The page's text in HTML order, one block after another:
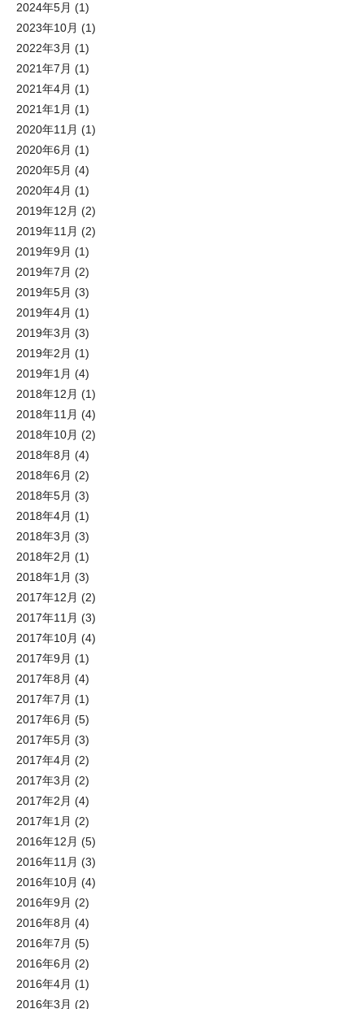
2024年5月 (1)
2023年10月 (1)
2022年3月 (1)
2021年7月 (1)
2021年4月 (1)
2021年1月 (1)
2020年11月 (1)
2020年6月 (1)
2020年5月 (4)
2020年4月 (1)
2019年12月 (2)
2019年11月 (2)
2019年9月 (1)
2019年7月 (2)
2019年5月 (3)
2019年4月 (1)
2019年3月 (3)
2019年2月 (1)
2019年1月 (4)
2018年12月 (1)
2018年11月 (4)
2018年10月 (2)
2018年8月 (4)
2018年6月 (2)
2018年5月 (3)
2018年4月 (1)
2018年3月 (3)
2018年2月 (1)
2018年1月 (3)
2017年12月 (2)
2017年11月 (3)
2017年10月 (4)
2017年9月 (1)
2017年8月 (4)
2017年7月 (1)
2017年6月 (5)
2017年5月 (3)
2017年4月 (2)
2017年3月 (2)
2017年2月 (4)
2017年1月 (2)
2016年12月 (5)
2016年11月 (3)
2016年10月 (4)
2016年9月 (2)
2016年8月 (4)
2016年7月 (5)
2016年6月 (2)
2016年4月 (1)
2016年3月 (2)